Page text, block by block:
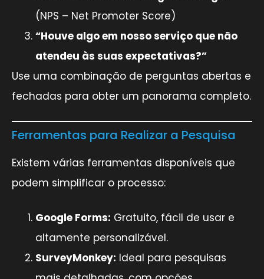
(NPS – Net Promoter Score)
“Houve algo em nosso serviço que não
atendeu às suas expectativas?”
Use uma combinação de perguntas abertas e
fechadas para obter um panorama completo.
Ferramentas para Realizar a Pesquisa
Existem várias ferramentas disponíveis que
podem simplificar o processo:
Google Forms: Gratuito, fácil de usar e
altamente personalizável.
SurveyMonkey: Ideal para pesquisas